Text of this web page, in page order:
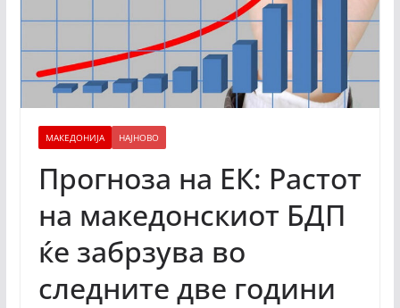
МАКЕДОНИЈА НАЈНОВО
Прогноза на ЕК: Растот
на македонскиот БДП
ќе забрзува во
следните две години